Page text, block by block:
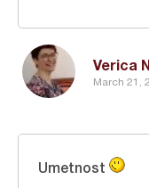
Verica
March 21,
Umetnost